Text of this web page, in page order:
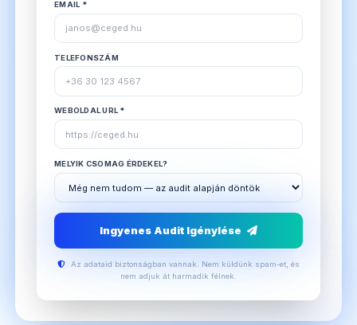
EMAIL *
TELEFONSZÁM
WEBOLDAL URL *
MELYIK CSOMAG ÉRDEKEL?
Ingyenes Audit Igénylése
Az adataid biztonságban vannak. Nem küldünk spam-et, és
nem adjuk át harmadik félnek.